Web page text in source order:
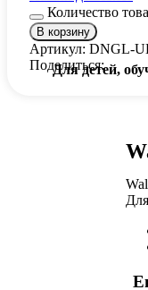
Для детей,
Количество
В корзину
Артикул: DNGL-
Поделиться: